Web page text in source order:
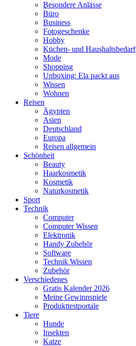
Besondere Anlässe
Büro
Business
Fotogeschenke
Hobby
Küchen- und Haushaltsbedarf
Mode
Shopping
Unboxing: Ela packt aus
Wissen
Wohnen
Reisen
Ägypten
Asien
Deutschland
Europa
Reisen allgemein
Schönheit
Beauty
Haarkosmetik
Kosmetik
Naturkosmetik
Sport
Technik
Computer
Computer Wissen
Elektronik
Handy Zubehör
Software
Technik Wissen
Zubehör
Verschiedenes
Gratis Kalender 2026
Meine Gewinnspiele
Produkttestportale
Tiere
Hunde
Insekten
Katze